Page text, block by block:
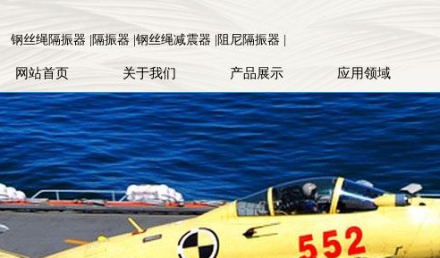
钢丝绳隔振器 |隔振器 |钢丝绳减震器 |阻尼隔振器 |
网站首页 关于我们 产品展示 应用领域